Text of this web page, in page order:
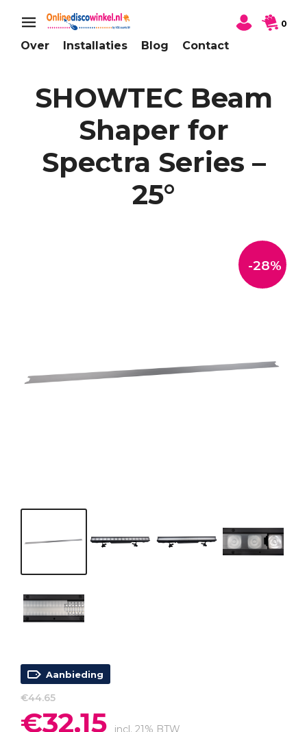
Over Installaties Blog Contact
0
SHOWTEC Beam
Shaper for
Spectra Series –
25°
-28%
Aanbieding
€44.65
Oorspronkelijke
€32.15 incl. 21% BTW